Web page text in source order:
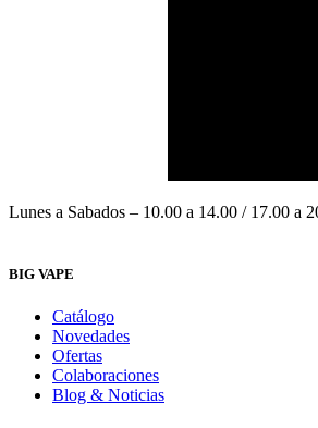
Lunes a Sabados – 10.00 a 14.00 / 17.00 a
BIG VAPE
Catálogo
Novedades
Ofertas
Colaboraciones
Blog & Noticias